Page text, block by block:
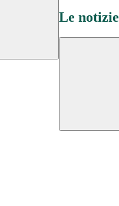
Le notizie